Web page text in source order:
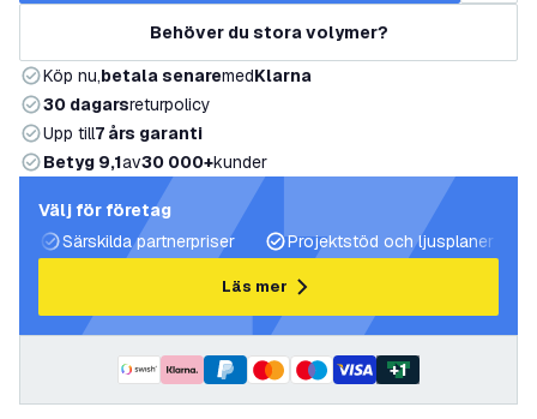
Behöver du stora volymer?
Köp nu,betala senaremedKlarna
30 dagarsreturpolicy
Upp till7 års garanti
Betyg 9,1av30 000+kunder
Välj för företag
Särskilda partnerpriser
Projektstöd och ljusplaner
Läs mer
+1